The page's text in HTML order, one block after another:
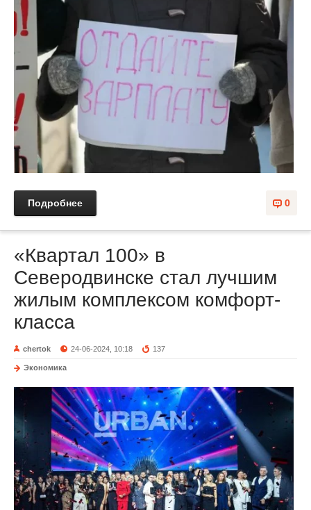
0
Подробнее
«Квартал 100» в
Северодвинске стал лучшим
жилым комплексом комфорт-
класса
chertok 24-06-2024, 10:18 137
Экономика